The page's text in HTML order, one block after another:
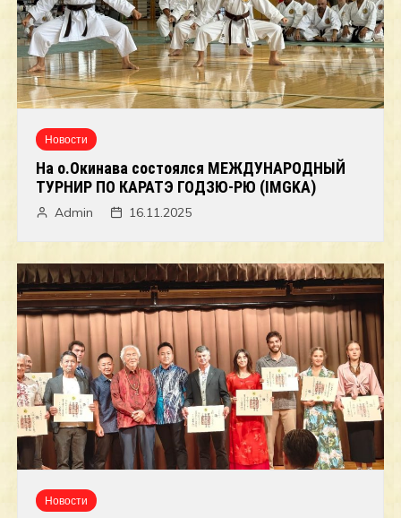
Новости
На о.Окинава состоялся МЕЖДУНАРОДНЫЙ
ТУРНИР ПО КАРАТЭ ГОДЗЮ-РЮ (IMGKA)
Admin 16.11.2025
Новости